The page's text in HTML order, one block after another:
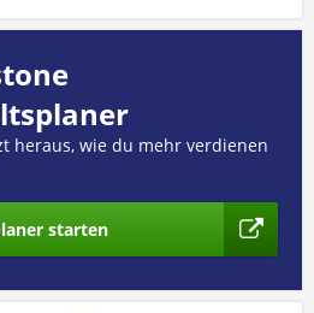
heraus, wie du mehr verdienen
starten